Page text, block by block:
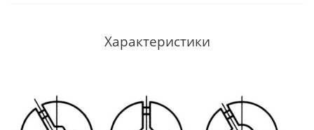
Характеристики